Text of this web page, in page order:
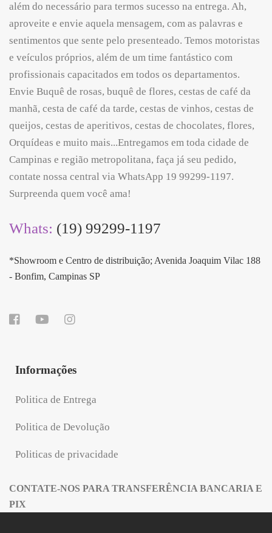
além do necessário para termos sucesso na entrega. Ah,
aproveite e envie aquela mensagem, com as palavras e
sentimentos que sente pelo presenteado. Temos motoristas
e veículos próprios, além de um time fantástico com
profissionais capacitados em todos os departamentos.
Envie Buquê de rosas, buquê de flores, cestas de café da
manhã, cesta de café da tarde, cestas de vinhos, cestas de
queijos, cestas de aperitivos, cestas de chocolates, flores,
Orquídeas e muito mais...Entregamos em toda cidade de
Campinas e região metropolitana, faça já seu pedido,
contate nossa central via WhatsApp 19 99299-1197.
Surpreenda quem você ama!
Whats: (19) 99299-1197
*Showroom e Centro de distribuição; Avenida Joaquim Vilac 188
- Bonfim, Campinas SP
Informações
Politica de Entrega
Politica de Devolução
Politicas de privacidade
CONTATE-NOS PARA TRANSFERÊNCIA BANCARIA E
PIX